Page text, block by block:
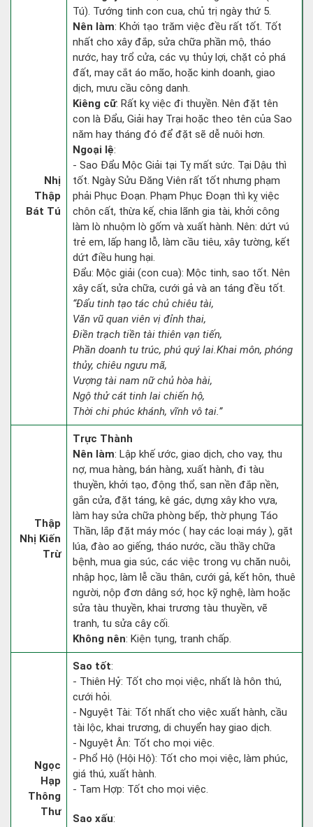
Nhị
Thập
Bát Tú
Tú). Tướng tinh con cua, chủ trị ngày thứ 5.
Nên làm: Khởi tạo trăm việc đều rất tốt. Tốt
nhất cho xây đắp, sửa chữa phần mộ, tháo
nước, hay trổ cửa, các vụ thủy lợi, chặt cỏ phá
đất, may cắt áo mão, hoặc kinh doanh, giao
dịch, mưu cầu công danh.
Kiêng cữ: Rất kỵ việc đi thuyền. Nên đặt tên
con là Đẩu, Giải hay Trại hoặc theo tên của Sao
năm hay tháng đó để đặt sẽ dễ nuôi hơn.
Ngoại lệ:
- Sao Đẩu Mộc Giải tại Tỵ mất sức. Tại Dậu thì
tốt. Ngày Sửu Đăng Viên rất tốt nhưng phạm
phải Phục Đoạn. Phạm Phục Đoạn thì kỵ việc
chôn cất, thừa kế, chia lãnh gia tài, khởi công
làm lò nhuộm lò gốm và xuất hành. Nên: dứt vú
trẻ em, lấp hang lỗ, làm cầu tiêu, xây tường, kết
dứt điều hung hại.
Đẩu: Mộc giải (con cua): Mộc tinh, sao tốt. Nên
xây cất, sửa chữa, cưới gả và an táng đều tốt.
“Đẩu tinh tạo tác chủ chiêu tài,
Văn vũ quan viên vị đỉnh thai,
Điền trạch tiền tài thiên vạn tiến,
Phần doanh tu trúc, phú quý lai.Khai môn, phóng
thủy, chiêu ngưu mã,
Vượng tài nam nữ chủ hòa hài,
Ngộ thử cát tinh lai chiến hộ,
Thời chi phúc khánh, vĩnh vô tai.”
Thập
Nhị Kiến
Trừ
Trực Thành
Nên làm: Lập khế ước, giao dịch, cho vay, thu
nợ, mua hàng, bán hàng, xuất hành, đi tàu
thuyền, khởi tạo, động thổ, san nền đắp nền,
gắn cửa, đặt táng, kê gác, dựng xây kho vựa,
làm hay sửa chữa phòng bếp, thờ phụng Táo
Thần, lắp đặt máy móc ( hay các loại máy ), gặt
lúa, đào ao giếng, tháo nước, cầu thầy chữa
bệnh, mua gia súc, các việc trong vụ chăn nuôi,
nhập học, làm lễ cầu thân, cưới gả, kết hôn, thuê
người, nộp đơn dâng sớ, học kỹ nghệ, làm hoặc
sửa tàu thuyền, khai trương tàu thuyền, vẽ
tranh, tu sửa cây cối.
Không nên: Kiện tụng, tranh chấp.
Ngọc
Hạp
Thông
Thư
Sao tốt:
- Thiên Hỷ: Tốt cho mọi việc, nhất là hôn thú,
cưới hỏi.
- Nguyệt Tài: Tốt nhất cho việc xuất hành, cầu
tài lộc, khai trương, di chuyển hay giao dịch.
- Nguyệt Ân: Tốt cho mọi việc.
- Phổ Hộ (Hội Hộ): Tốt cho mọi việc, làm phúc,
giá thú, xuất hành.
- Tam Hợp: Tốt cho mọi việc.
Sao xấu: